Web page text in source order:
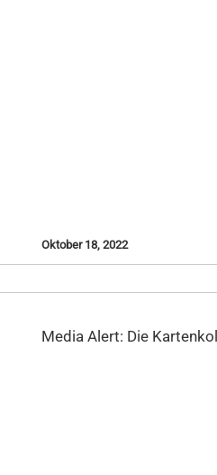
Oktober 18, 2022
Media Alert: Die